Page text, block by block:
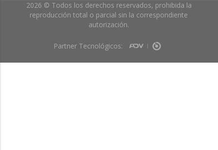
2026 © Todos los derechos reservados, prohibida la
reproducción total o parcial sin la correspondiente
autorización.
Partner Tecnológicos: